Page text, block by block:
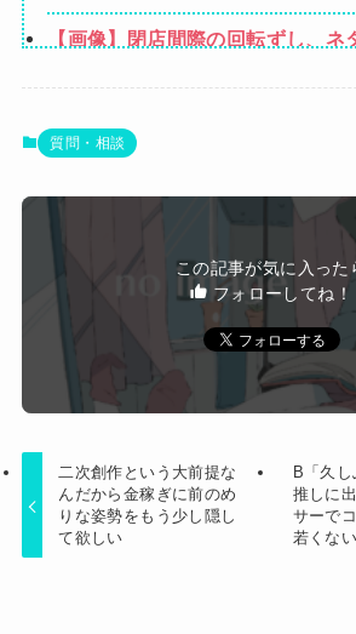
本当にすみません（泣）「でもあ
ゃないしね、うちだけじゃどうし
【画像】閉店間際の回転ずし、ネ
【悲報】坂口杏里を家に住ませて
【動画】甲子園の女性審判、大誤
生活保護の相談に行ったら、愛猫
無理と言われた。子どものような
質問・相談
この記事が気に入った
フォローしてね！
二次創作という大前提な
んだから金稼ぎに前のめ
りな姿勢をもう少し隠し
て欲しい
B「久
推しに
サーで
若くな